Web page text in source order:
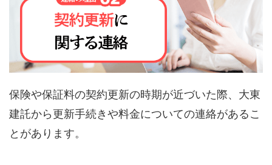
保険や保証料の契約更新の時期が近づいた際、大東
建託から更新手続きや料金についての連絡があるこ
とがあります。